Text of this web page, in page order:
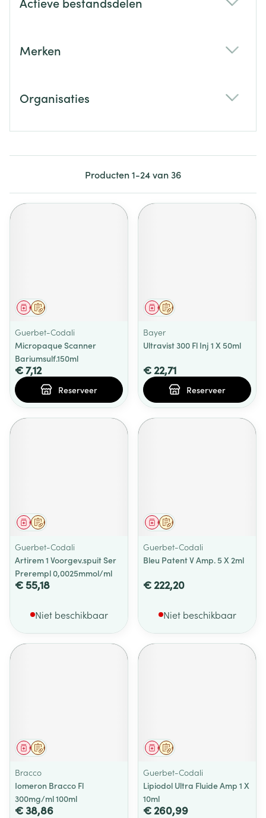
Merken
Organisaties
Producten1-24van36
Op voorschrift
Geneesmiddel
Guerbet-Codali
Micropaque Scanner
Bariumsulf.150ml
€ 7,12
Reserveer
Op voorschrift
Geneesmiddel
Bayer
Ultravist 300 Fl Inj 1 X 50ml
€ 22,71
Reserveer
Op voorschrift
Geneesmiddel
Guerbet-Codali
Artirem 1 Voorgev.spuit Ser
Prerempl 0,0025mmol/ml
€ 55,18
Niet beschikbaar
Op voorschrift
Geneesmiddel
Guerbet-Codali
Bleu Patent V Amp. 5 X 2ml
€ 222,20
Niet beschikbaar
Op voorschrift
Geneesmiddel
Bracco
Iomeron Bracco Fl
300mg/ml 100ml
€ 38,86
Op voorschrift
Geneesmiddel
Guerbet-Codali
Lipiodol Ultra Fluide Amp 1 X
10ml
€ 260,99